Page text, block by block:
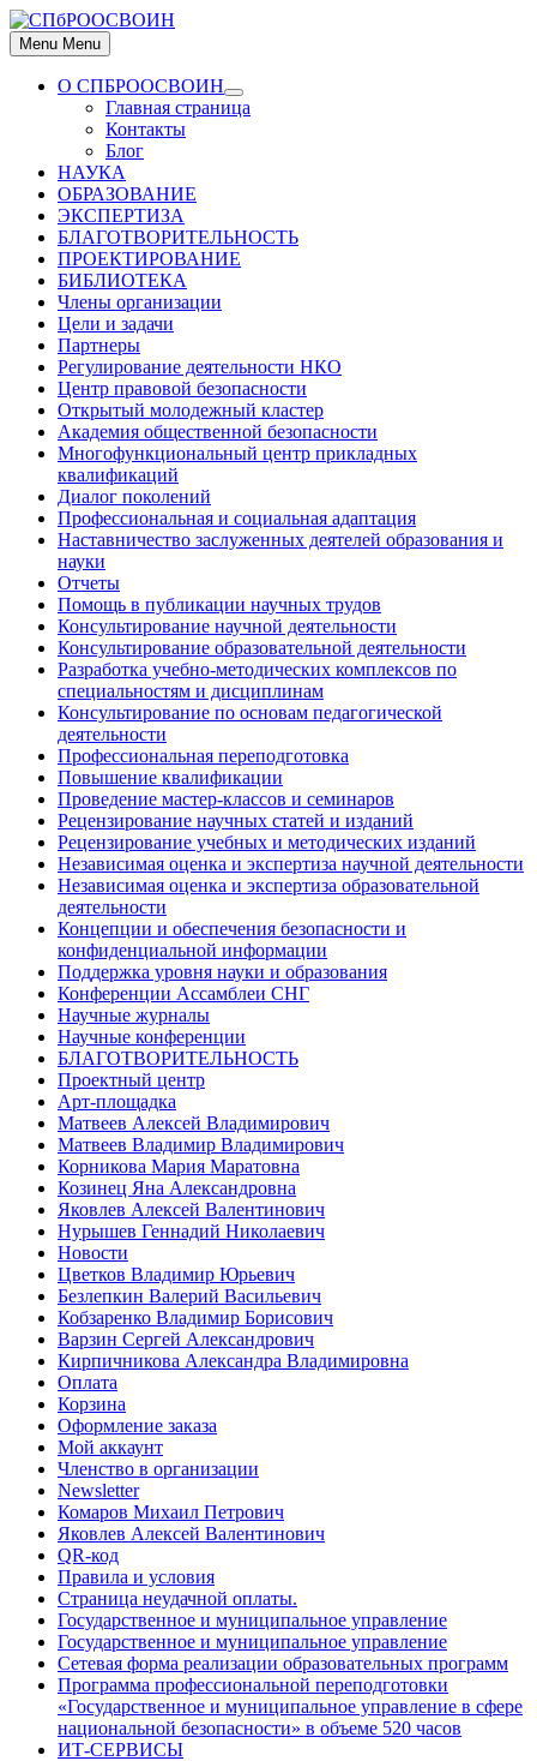
Skip
to
content
Menu Menu
О СПБРООСВОИН
Show
sub
Главная страница
Контакты
Блог
НАУКА
ОБРАЗОВАНИЕ
ЭКСПЕРТИЗА
БЛАГОТВОРИТЕЛЬНОСТЬ
ПРОЕКТИРОВАНИЕ
БИБЛИОТЕКА
Члены организации
Цели и задачи
Партнеры
Регулирование деятельности НКО
Центр правовой безопасности
Открытый молодежный кластер
Академия общественной безопасности
Многофункциональный центр прикладных
квалификаций
Диалог поколений
Профессиональная и социальная адаптация
Наставничество заслуженных деятелей образования и
науки
Отчеты
Помощь в публикации научных трудов
Консультирование научной деятельности
Консультирование образовательной деятельности
Разработка учебно-методических комплексов по
специальностям и дисциплинам
Консультирование по основам педагогической
деятельности
Профессиональная переподготовка
Повышение квалификации
Проведение мастер-классов и семинаров
Рецензирование научных статей и изданий
Рецензирование учебных и методических изданий
Независимая оценка и экспертиза научной деятельности
Независимая оценка и экспертиза образовательной
деятельности
Концепции и обеспечения безопасности и
конфиденциальной информации
Поддержка уровня науки и образования
Конференции Ассамблеи СНГ
Научные журналы
Научные конференции
БЛАГОТВОРИТЕЛЬНОСТЬ
Проектный центр
Арт-площадка
Матвеев Алексей Владимирович
Матвеев Владимир Владимирович
Корникова Мария Маратовна
Козинец Яна Александровна
Яковлев Алексей Валентинович
Нурышев Геннадий Николаевич
Новости
Цветков Владимир Юрьевич
Безлепкин Валерий Васильевич
Кобзаренко Владимир Борисович
Варзин Сергей Александрович
Кирпичникова Александра Владимировна
Оплата
Корзина
Оформление заказа
Мой аккаунт
Членство в организации
Newsletter
Комаров Михаил Петрович
Яковлев Алексей Валентинович
QR-код
Правила и условия
Страница неудачной оплаты.
Государственное и муниципальное управление
Государственное и муниципальное управление
Сетевая форма реализации образовательных программ
Программа профессиональной переподготовки
«Государственное и муниципальное управление в сфере
национальной безопасности» в объеме 520 часов
ИТ-СЕРВИСЫ